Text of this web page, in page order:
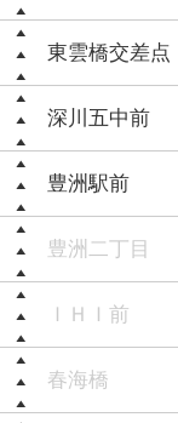
東雲橋交差点
深川五中前
豊洲駅前
豊洲二丁目
ＩＨＩ前
春海橋